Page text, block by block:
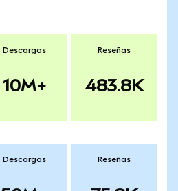
Descargas
10M+
Reseñas
483.8K
Descargas Reseñas